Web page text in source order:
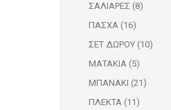
ΣΑΛΙΑΡΕΣ (8)
ΠΑΣΧΑ (16)
ΣΕΤ ΔΩΡΟΥ (10)
ΜΑΤΑΚΙΑ (5)
ΜΠΑΝΑΚΙ (21)
ΠΛΕΚΤΑ (11)